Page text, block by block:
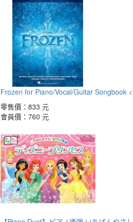
Frozen for Piano/Vocal/Guitar Songbook
零售價： 833 元
會員價： 760 元